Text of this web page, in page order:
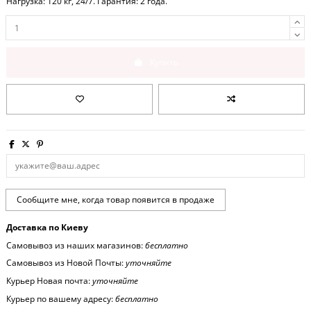
Доставка по Киеву
Самовывоз из наших магазинов:бесплатно
Самовывоз из Новой Почты:уточняйте
Курьер Новая почта:уточняйте
Курьер по вашему адресу:бесплатно